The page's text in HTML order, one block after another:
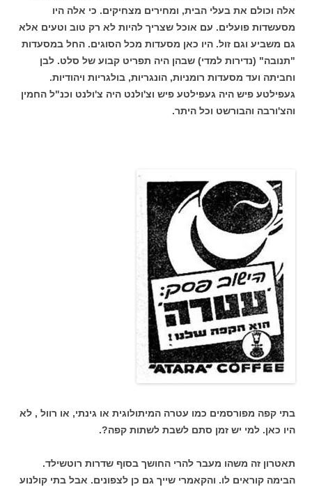
אלה וכולם את בעלי הבית, ומחירים מצחיקים. כי אלה היו
מסעשדות פועלים. עם אוכל שצריך להיות לא רק טוב וטעים אלא
גם משביע וגם זול. היו כאן מסעדות מכל הסוגים. החל במסעדות
"תנובה" (נדירות למדי) שבהן היה תפריט קבוע של סלט. לבן
וחביתה ועד מסעדות רומניות, הונגריות, בולגריות ויהודיות.
געפילטע פיש היה געפילטע פיש וצ'ולנט היה צ'ולנט וכנ"ל החמין
והצ'ורבה והבורשט וכל היתר.
בתי קפה מפורסמים כמו עטרה המיתולוגית או גינתי, או רוול , לא
היו כאן. למי יש זמן סתם לשבת לשתות קפה?.
תאטרון זה משהו מעבר להרי החושך בסוף שדרות רוטשילד.
הבימה קוראים לו. והקאמרי שייך גם כן לצפונים. אבל בתי קולנוע